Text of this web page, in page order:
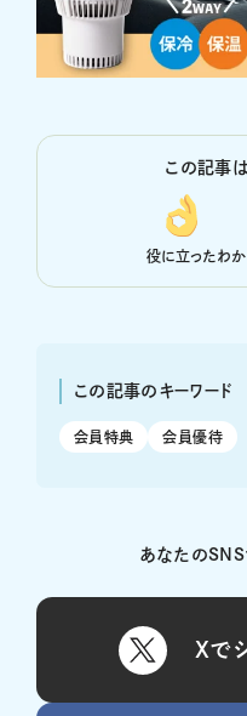
この記事
役に立ったわ
この記事のキーワード
会員特典 会員優待
あなたのSNS
Xで